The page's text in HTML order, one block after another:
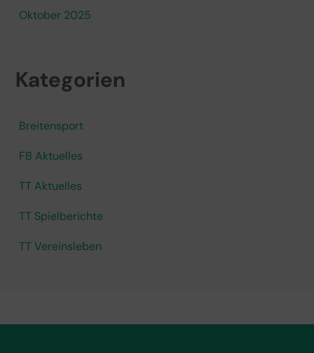
Oktober 2025
Kategorien
Breitensport
FB Aktuelles
TT Aktuelles
TT Spielberichte
TT Vereinsleben